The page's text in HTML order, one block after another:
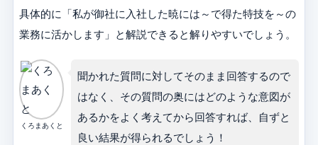
具体的に「私が御社に入社した暁には～で得た特技を～の
業務に活かします」と解説できると解りやすいでしょう。
くろまあくと
聞かれた質問に対してそのまま回答するので
はなく、その質問の奥にはどのような意図が
あるかをよく考えてから回答すれば、自ずと
良い結果が得られるでしょう！